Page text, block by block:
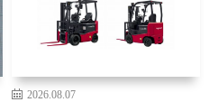
2026.08.07